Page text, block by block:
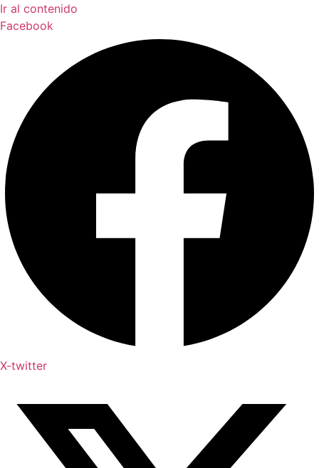
Ir al contenido
Facebook
X-twitter